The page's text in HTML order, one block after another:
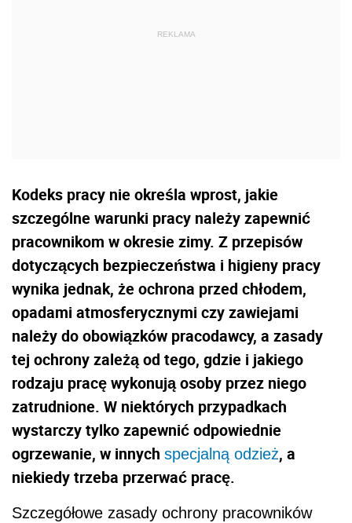
Kodeks pracy nie określa wprost, jakie
szczególne warunki pracy należy zapewnić
pracownikom w okresie zimy. Z przepisów
dotyczących bezpieczeństwa i higieny pracy
wynika jednak, że ochrona przed chłodem,
opadami atmosferycznymi czy zawiejami
należy do obowiązków pracodawcy, a zasady
tej ochrony zależą od tego, gdzie i jakiego
rodzaju pracę wykonują osoby przez niego
zatrudnione. W niektórych przypadkach
wystarczy tylko zapewnić odpowiednie
ogrzewanie, w innych specjalną odzież, a
niekiedy trzeba przerwać pracę.
Szczegółowe zasady ochrony pracowników